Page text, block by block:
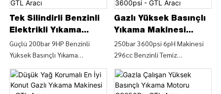
Tek Silindirli Benzinli
Elektrikli Yıkama
Makinesi - GTL Aracı
Güçlü 200bar 9HP Benzinli
Yüksek Basınçlı Yıkama
Zamanlı, Hava Soğutmalı
Benzinli Motorlu (CS200B),
Gazlı Yüksek Basınçlı
Yıkama Makinesi
250bar 3600psi - GTL
Aracı
250bar 3600psi 6pH Makinesi
296cc Benzinli Temiz
Basınçlı Yıkama Makinesi
(CS200D), 250bar Yüksek